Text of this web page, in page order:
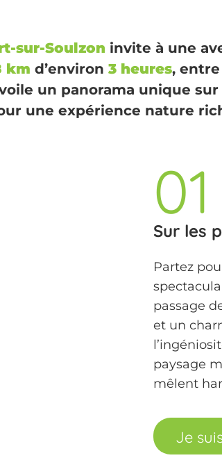
sur-Soulzon invite à une
km d’environ 3 heures,
un panorama unique sur
une expérience nature
01
Sur les
Partez
passage
et un
paysage
mêlent
Je